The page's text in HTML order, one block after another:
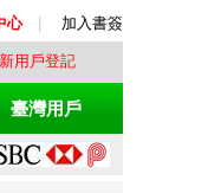
心 加入書簽
新用戶登記
臺灣用戶